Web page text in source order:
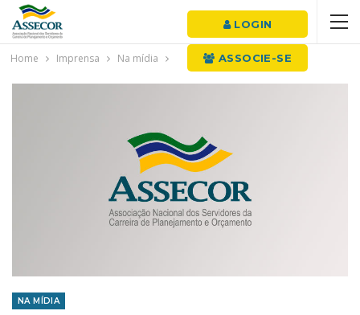
LOGIN
ASSOCIE-SE
Home Imprensa Na mídia
NA MÍDIA